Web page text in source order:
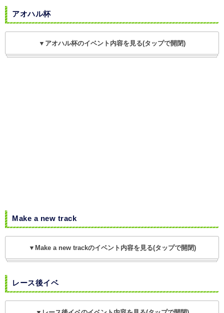
アオハル杯
▼アオハル杯のイベント内容を見る(タップで開閉)
Make a new track
▼Make a new trackのイベント内容を見る(タップで開閉)
レース後イベ